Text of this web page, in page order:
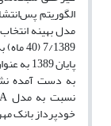
پایان
به دست آمده
خودپرداز بانک